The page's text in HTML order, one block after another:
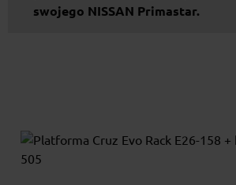
swojego NISSAN Primastar.